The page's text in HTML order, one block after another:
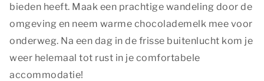
bieden heeft. Maak een prachtige wandeling door de
omgeving en neem warme chocolademelk mee voor
onderweg. Na een dag in de frisse buitenlucht kom je
weer helemaal tot rust in je comfortabele
accommodatie!